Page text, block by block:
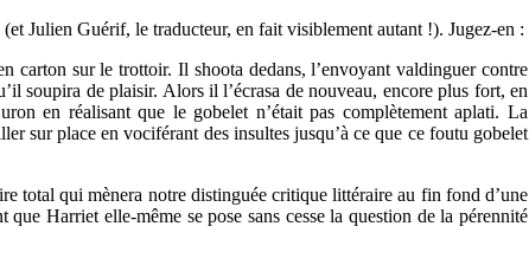
Julien Guérif, le traducteur, en fait visiblement autant !). Jugez-en :
carton sur le trottoir. Il shoota dedans, l’envoyant valdinguer contre
soupira de plaisir. Alors il l’écrasa de nouveau, encore plus fort, en
en réalisant que le gobelet n’était pas complètement aplati. La
sur place en vociférant des insultes jusqu’à ce que ce foutu gobelet
total qui mènera notre distinguée critique littéraire au fin fond d’une
Harriet elle-même se pose sans cesse la question de la pérennité